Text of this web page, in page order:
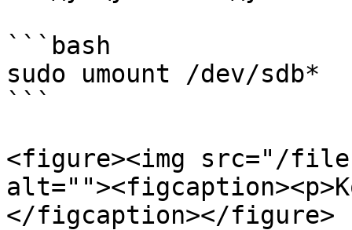
```bash
sudo umount /dev/sdb*
```
<figure><img src="/files/
</figcaption></figure>